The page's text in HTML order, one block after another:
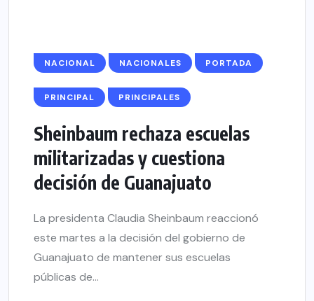
NACIONAL NACIONALES PORTADA
PRINCIPAL PRINCIPALES
Sheinbaum rechaza escuelas
militarizadas y cuestiona
decisión de Guanajuato
La presidenta Claudia Sheinbaum reaccionó
este martes a la decisión del gobierno de
Guanajuato de mantener sus escuelas
públicas de...